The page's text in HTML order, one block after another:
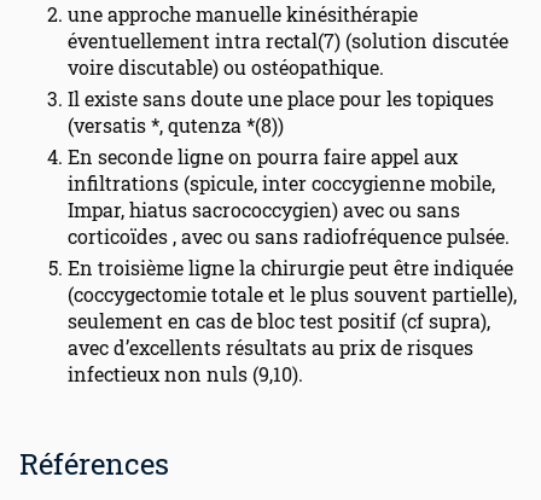
une approche manuelle kinésithérapie
éventuellement intra rectal(7) (solution discutée
voire discutable) ou ostéopathique.
Il existe sans doute une place pour les topiques
(versatis *, qutenza *(8))
En seconde ligne on pourra faire appel aux
infiltrations (spicule, inter coccygienne mobile,
Impar, hiatus sacrococcygien) avec ou sans
corticoïdes , avec ou sans radiofréquence pulsée.
En troisième ligne la chirurgie peut être indiquée
(coccygectomie totale et le plus souvent partielle),
seulement en cas de bloc test positif (cf supra),
avec d’excellents résultats au prix de risques
infectieux non nuls (9,10).
Références